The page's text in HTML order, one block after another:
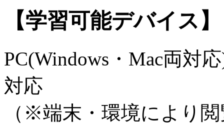
【学習可能デバイス】
PC(Windows・Mac両対
対応
（※端末・環境により